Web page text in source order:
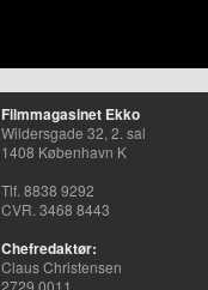
Filmmagasinet Ekko
Wildersgade 32, 2. sal
1408 København K
Tlf. 8838 9292
CVR. 3468 8443
Chefredaktør:
Claus Christensen
2729 0011